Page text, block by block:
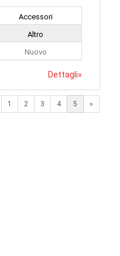
Accessori
Altro
Nuovo
Dettagli»
1 2 3 4 5 »